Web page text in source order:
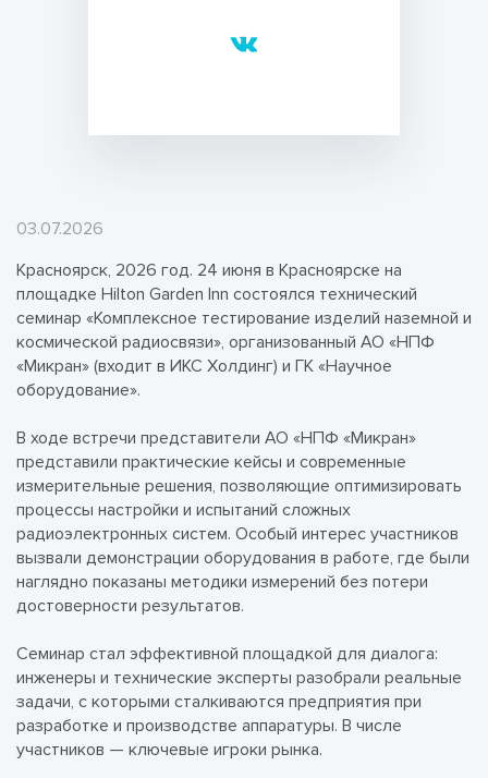
03.07.2026
Красноярск, 2026 год. 24 июня в Красноярске на
площадке Hilton Garden Inn состоялся технический
семинар «Комплексное тестирование изделий наземной и
космической радиосвязи», организованный АО «НПФ
«Микран» (входит в ИКС Холдинг) и ГК «Научное
оборудование».
В ходе встречи представители АО «НПФ «Микран»
представили практические кейсы и современные
измерительные решения, позволяющие оптимизировать
процессы настройки и испытаний сложных
радиоэлектронных систем. Особый интерес участников
вызвали демонстрации оборудования в работе, где были
наглядно показаны методики измерений без потери
достоверности результатов.
Семинар стал эффективной площадкой для диалога:
инженеры и технические эксперты разобрали реальные
задачи, с которыми сталкиваются предприятия при
разработке и производстве аппаратуры. В числе
участников — ключевые игроки рынка.